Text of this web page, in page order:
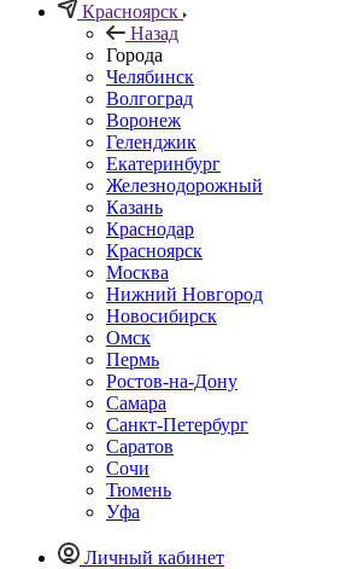
Красноярск
Назад
Города
Челябинск
Волгоград
Воронеж
Геленджик
Екатеринбург
Железнодорожный
Казань
Краснодар
Красноярск
Москва
Нижний Новгород
Новосибирск
Омск
Пермь
Ростов-на-Дону
Самара
Санкт-Петербург
Саратов
Сочи
Тюмень
Уфа
Личный кабинет